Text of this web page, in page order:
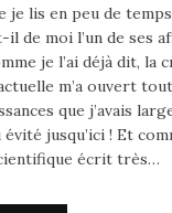
je lis en peu de
de moi l’un de ses
je l’ai déjà dit, la
m’a ouvert
que j’avais
jusqu’ici ! Et
écrit très…